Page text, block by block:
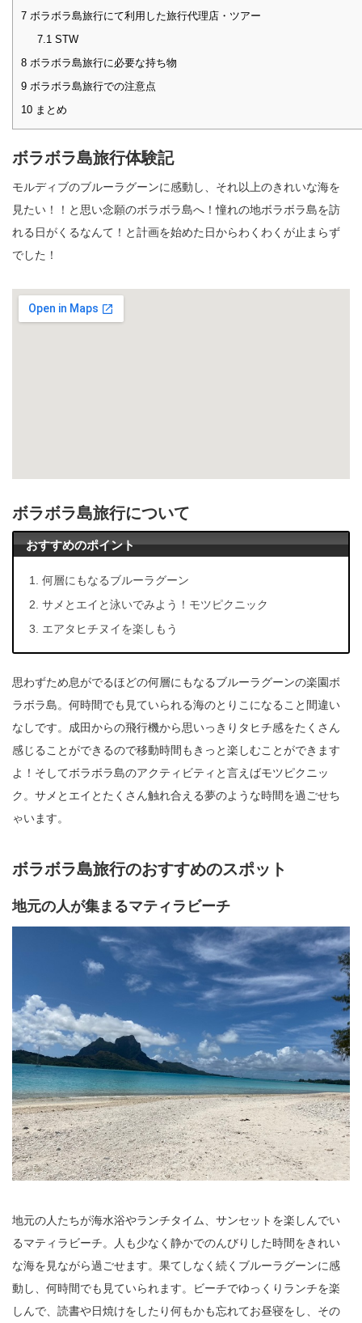
7 ボラボラ島旅行にて利用した旅行代理店・ツアー
7.1 STW
8 ボラボラ島旅行に必要な持ち物
9 ボラボラ島旅行での注意点
10 まとめ
ボラボラ島旅行体験記
モルディブのブルーラグーンに感動し、それ以上のきれいな海を
見たい！！と思い念願のボラボラ島へ！憧れの地ボラボラ島を訪
れる日がくるなんて！と計画を始めた日からわくわくが止まらず
でした！
ボラボラ島旅行について
おすすめのポイント
何層にもなるブルーラグーン
サメとエイと泳いでみよう！モツピクニック
エアタヒチヌイを楽しもう
思わずため息がでるほどの何層にもなるブルーラグーンの楽園ボ
ラボラ島。何時間でも見ていられる海のとりこになること間違い
なしです。成田からの飛行機から思いっきりタヒチ感をたくさん
感じることができるので移動時間もきっと楽しむことができます
よ！そしてボラボラ島のアクティビティと言えばモツピクニッ
ク。サメとエイとたくさん触れ合える夢のような時間を過ごせち
ゃいます。
ボラボラ島旅行のおすすめのスポット
地元の人が集まるマティラビーチ
地元の人たちが海水浴やランチタイム、サンセットを楽しんでい
るマティラビーチ。人も少なく静かでのんびりした時間をきれい
な海を見ながら過ごせます。果てしなく続くブルーラグーンに感
動し、何時間でも見ていられます。ビーチでゆっくりランチを楽
しんで、読書や日焼けをしたり何もかも忘れてお昼寝をし、その